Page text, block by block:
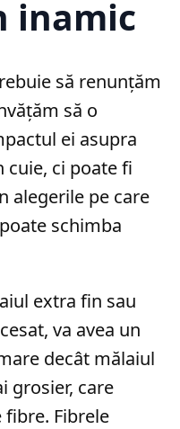
inamic
să renunțăm
să o
ei asupra
cuie, ci poate fi
alegerile pe care
schimba
extra fin sau
va avea un
decât mălaiul
grosier, care
Fibrele